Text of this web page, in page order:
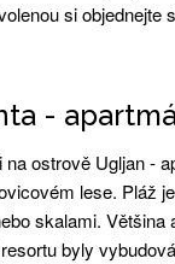
si objednejte
-
ostrově Ugljan -
lese. Pláž
skalami.
byly